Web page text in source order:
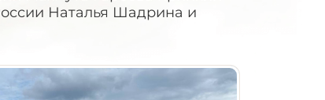
Наталья Шадрина и